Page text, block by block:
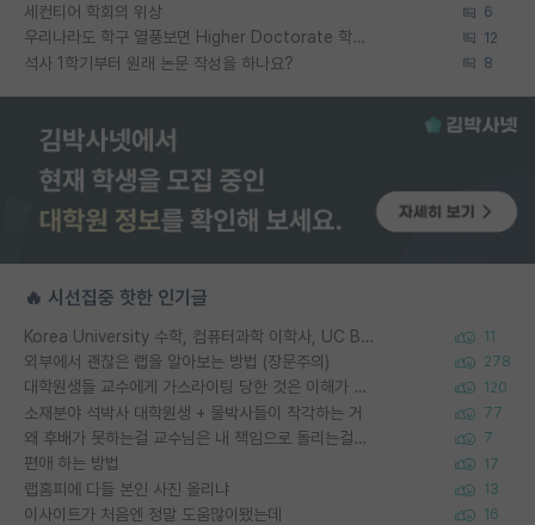
세컨티어 학회의 위상 6
우리나라도 학구 열풍보면 Higher Doctorate 학위가 필요하다고 봅니다. 12
석사 1학기부터 원래 논문 작성을 하나요? 8
🔥 시선집중 핫한 인기글
Korea University 수학, 컴퓨터과학 이학사, UC Berkeley 산업공학 대학원 공학박사가 되는 것은 쉽지 않겠죠? 11
외부에서 괜찮은 랩을 알아보는 방법 (장문주의) 278
대학원생들 교수에게 가스라이팅 당한 것은 이해가 갑니다. 안타깝네요. 120
소재분야 석박사 대학원생 + 물박사들이 착각하는 거 77
왜 후배가 못하는걸 교수님은 내 책임으로 돌리는걸까요? 7
편애 하는 방법 17
랩홈피에 다들 본인 사진 올리냐 13
이사이트가 처음엔 정말 도움많이됐는데 16